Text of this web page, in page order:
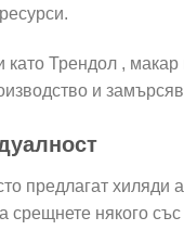
като Трендол ,
и
предлагат хиляди
срещнете някого